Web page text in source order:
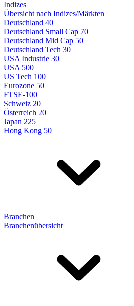
Indizes
Übersicht nach Indizes/Märkten
Deutschland 40
Deutschland Small Cap 70
Deutschland Mid Cap 50
Deutschland Tech 30
USA Industrie 30
USA 500
US Tech 100
Eurozone 50
FTSE-100
Schweiz 20
Österreich 20
Japan 225
Hong Kong 50
Branchen
Branchenübersicht